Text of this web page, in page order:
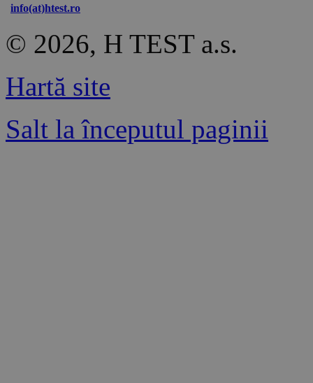
info(at)htest.ro
© 2026, H TEST a.s.
Hartă site
Salt la începutul paginii